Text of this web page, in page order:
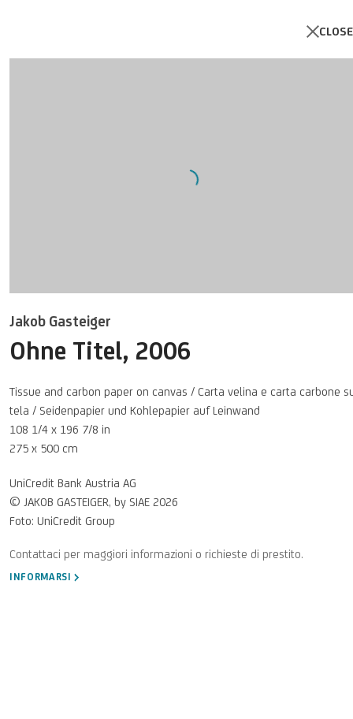
Open a larger version of the
Jakob Gasteiger
Ohne Titel, 2006
Tissue and carbon paper on canvas / Carta velina e carta carbone
tela / Seidenpapier und Kohlepapier auf Leinwand
108 1/4 x 196 7/8 in
275 x 500 cm
UniCredit Bank Austria AG
© JAKOB GASTEIGER, by SIAE 2026
Foto: UniCredit Group
INFORMARSI
CLOSE